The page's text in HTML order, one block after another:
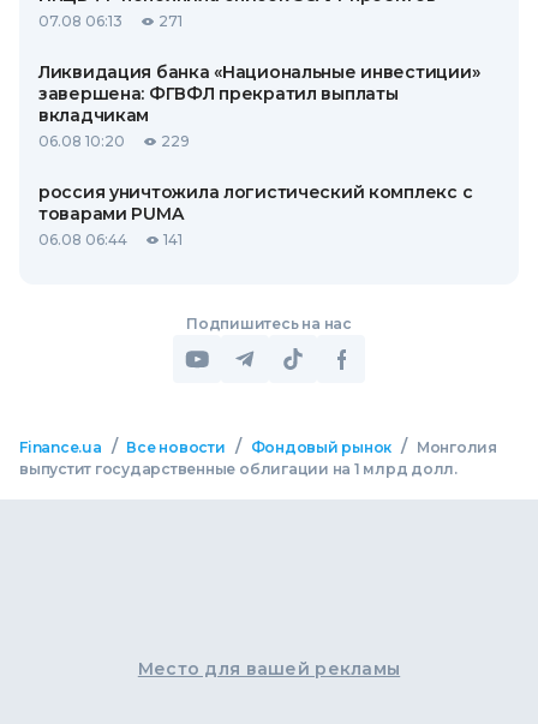
07.08 06:13 271
Ликвидация банка «Национальные инвестиции»
завершена: ФГВФЛ прекратил выплаты
вкладчикам
06.08 10:20 229
россия уничтожила логистический комплекс с
товарами PUMA
06.08 06:44 141
Подпишитесь на нас
Finance.ua / Все новости / Фондовый рынок /
Монголия
выпустит государственные облигации на 1 млрд долл.
Место для вашей рекламы